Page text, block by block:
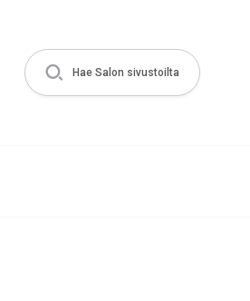
Hae Salon sivustoilta